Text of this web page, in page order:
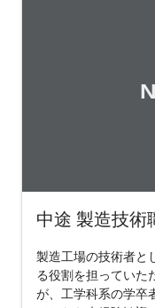
中途 製造技術
製造工場の技術者と
る役割を担っていた
が、工学科系の学卒